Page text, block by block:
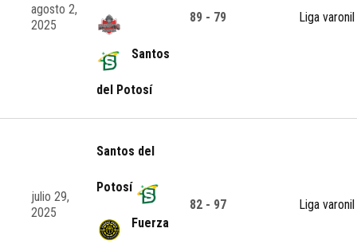
agosto 2,
2025
Santos
del Potosí
89 - 79 Liga varonil
julio 29,
2025
Santos del
Potosí
Fuerza
82 - 97 Liga varonil